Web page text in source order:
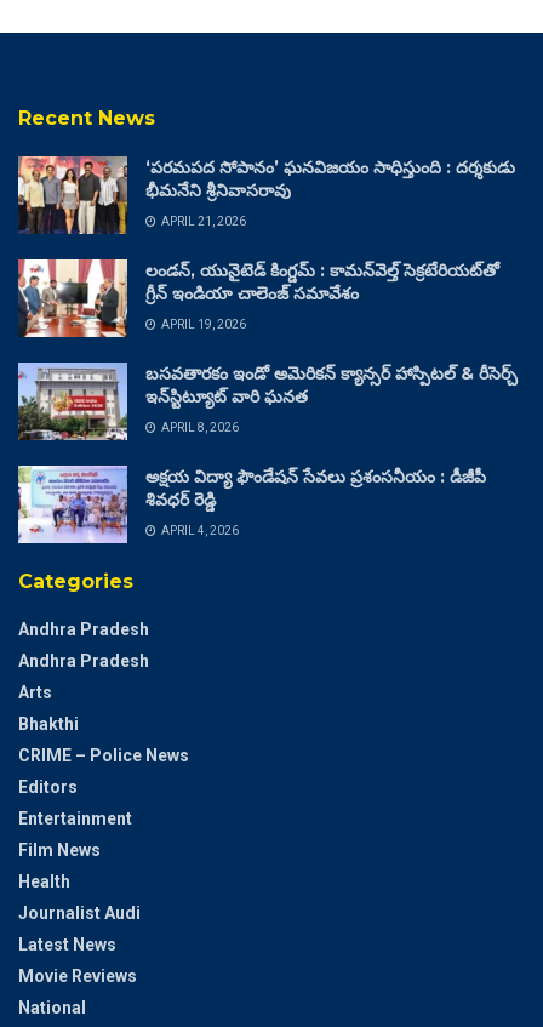
Recent News
‘పరమపద సోపానం’ ఘనవిజయం సాధిస్తుంది : దర్శకుడు
భీమనేని శ్రీనివాసరావు
APRIL 21, 2026
లండన్, యునైటెడ్ కింగ్డమ్ : కామన్‌వెల్త్ సెక్రటేరియట్‌తో
గ్రీన్ ఇండియా చాలెంజ్ సమావేశం
APRIL 19, 2026
బసవతారకం ఇండో అమెరికన్ క్యాన్సర్ హాస్పిటల్ & రీసెర్చ్
ఇన్‌స్టిట్యూట్ వారి ఘనత
APRIL 8, 2026
అక్షయ విద్యా ఫౌండేషన్ సేవలు ప్రశంసనీయం : డీజీపీ
శివధర్ రెడ్డి
APRIL 4, 2026
Categories
Andhra Pradesh
Andhra Pradesh
Arts
Bhakthi
CRIME – Police News
Editors
Entertainment
Film News
Health
Journalist Audi
Latest News
Movie Reviews
National